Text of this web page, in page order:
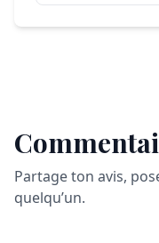
Partage ton avis,
quelqu’un.